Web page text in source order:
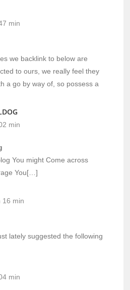
min
we backlink to below are
to ours, we really feel they
a go by way of, so possess a
min
You might Come across
You[…]
16 min
lately suggested the following
min